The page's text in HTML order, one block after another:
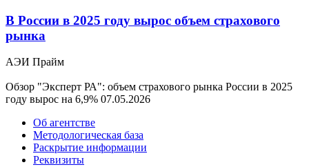
В России в 2025 году вырос объем страхового
рынка
АЭИ Прайм
Обзор "Эксперт РА": объем страхового рынка России в 2025
году вырос на 6,9% 07.05.2026
Об агентстве
Методологическая база
Раскрытие информации
Реквизиты